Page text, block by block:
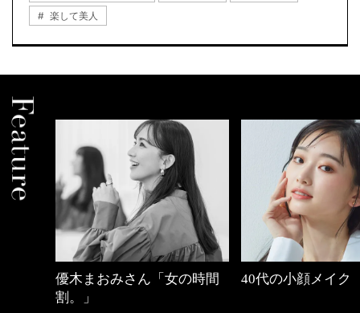
楽して美人
優木まおみさん「女の時間
割。」
40代の小顔メイク